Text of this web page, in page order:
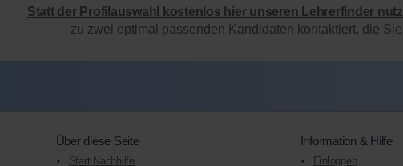
Statt der Profilauswahl kostenlos hier unseren Lehrerfinder
zu zwei optimal passenden Kandidaten kontaktiert, die
Über diese Seite
Start Nachhilfe
Information & Hilfe
Einloggen